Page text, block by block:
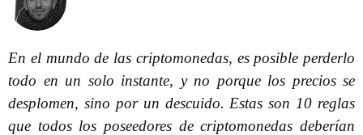
En el mundo de las criptomonedas, es posible perderlo
todo en un solo instante, y no porque los precios se
desplomen, sino por un descuido. Estas son 10 reglas
que todos los poseedores de criptomonedas deberían